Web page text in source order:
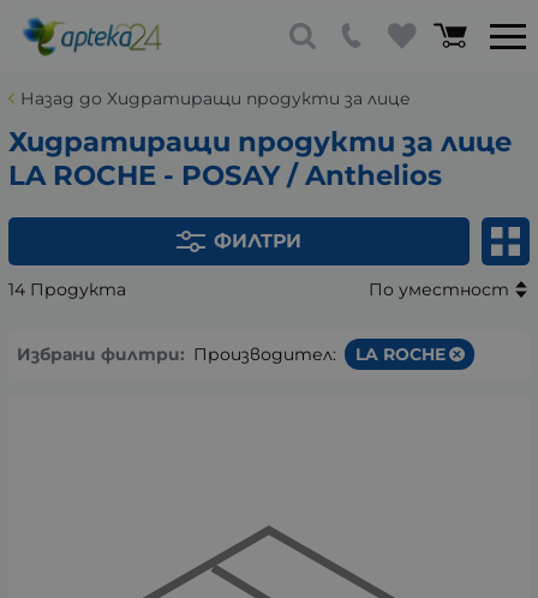
Назад до Хидратиращи продукти за лице
Хидратиращи продукти за лице
LA ROCHE - POSAY / Anthelios
ФИЛТРИ
14 Продукта По уместност
Избрани филтри: Производител: LA ROCHE